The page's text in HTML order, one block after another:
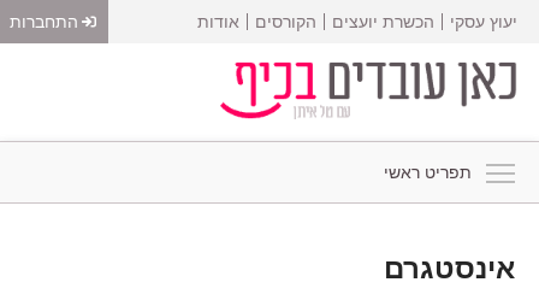
יעוץ עסקי הכשרת יועצים הקורסים אודות התחברות
תפריט ראשי
אינסטגרם